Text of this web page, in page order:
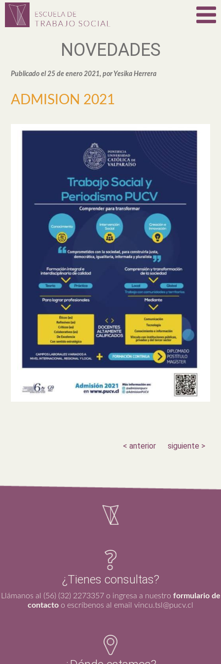
NOVEDADES
Publicado el 25 de enero 2021, por Yesika Herrera
ADMISION 2021
< anterior siguiente >
¿Tienes consultas?
Llámanos al (56) (32) 2273357 o ingresa a nuestro formulario de
contacto o escríbenos al email vincu.tsl@pucv.cl